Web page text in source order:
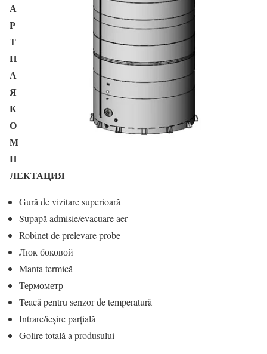
А
Р
Т
Н
А
Я
К
О
М
П
ЛЕКТАЦИЯ
Gură de vizitare superioară
Supapă admisie/evacuare aer
Robinet de prelevare probe
Люк боковой
Manta termică
Термометр
Teacă pentru senzor de temperatură
Intrare/ieșire parțială
Golire totală a produsului